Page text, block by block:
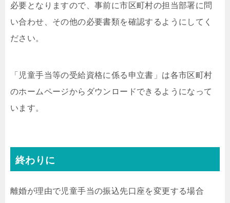
必要となりますので、事前に市区町村の担当部署に問
い合わせ、その他の必要書類を確認するようにしてく
ださい。
「児童手当等の受給資格に係る申立書」は各市区町村
のホームページからダウンロードできるようになって
います。
終わりに
離婚が理由で児童手当の振込先口座を変更する場合